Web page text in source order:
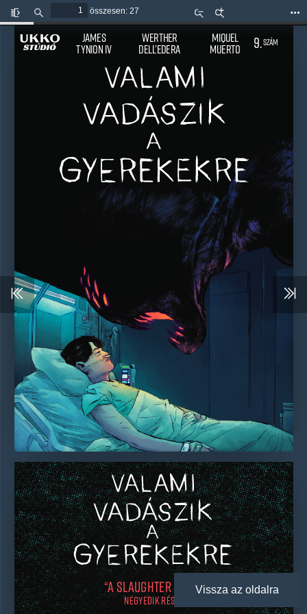
Oldalsáv
be/ki
Keresés
összesen: 27
KicsinyítésNagyítás
James
Tynion IV
Werther
Dell’Edera
Miquel
Muerto
9. SZÁM
“A SLAUGHTER HÁZ ”
NEGYEDik RÉSZ
Vissza az oldalra